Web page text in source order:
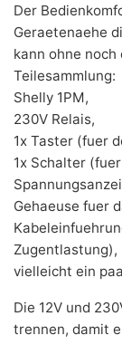
Der
Geraetenaehe
kann ohne noch
Teilesammlung:
Shelly 1PM,
230V Relais,
1x Taster (fuer
1x Schalter
Gehaeuse fuer
Zugentlastung),
vielleicht ein
Die 12V und
trennen, damit